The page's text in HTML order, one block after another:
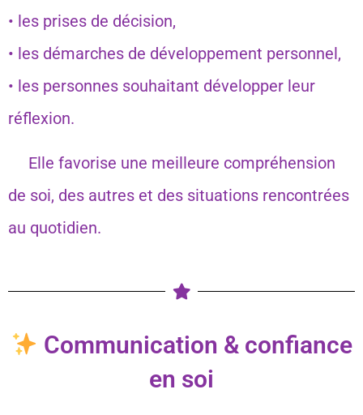
• les prises de décision,
• les démarches de développement personnel,
• les personnes souhaitant développer leur
réflexion.
Elle favorise une meilleure compréhension
de soi, des autres et des situations rencontrées
au quotidien.
Communication & confiance
en soi